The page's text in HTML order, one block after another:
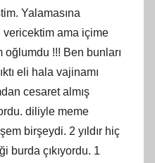
Yalamasına
vericektim ama içime
oğlumdu !!! Ben bunları
eli hala vajinamı
cesaret almış
diliyle meme
birşeydi. 2 yıldır hiç
burda çıkıyordu. 1